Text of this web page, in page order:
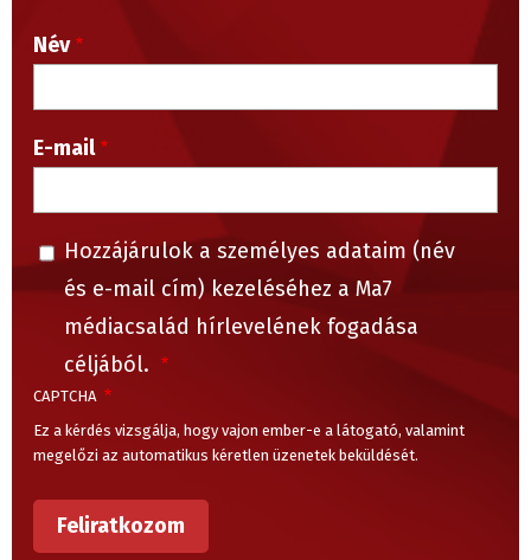
Név
E-mail
Hozzájárulok a személyes adataim (név
és e-mail cím) kezeléséhez a Ma7
médiacsalád hírlevelének fogadása
céljából.
CAPTCHA
Ez a kérdés vizsgálja, hogy vajon ember-e a látogató, valamint
megelőzi az automatikus kéretlen üzenetek beküldését.